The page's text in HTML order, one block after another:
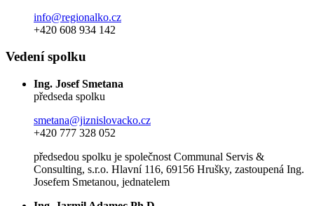
info@regionalko.cz
+420 608 934 142
Vedení spolku
Ing. Josef Smetana
předseda spolku
smetana@jiznislovacko.cz
+420 777 328 052
předsedou spolku je společnost Communal Servis &
Consulting, s.r.o. Hlavní 116, 69156 Hrušky, zastoupená Ing.
Josefem Smetanou, jednatelem